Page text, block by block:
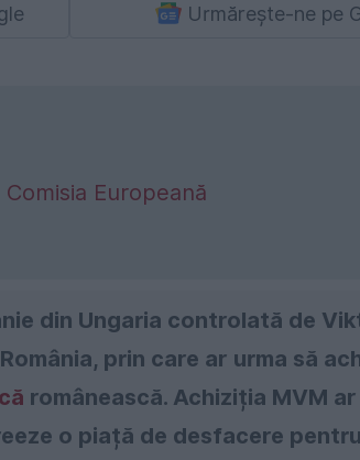
Urmărește-ne pe
Europeană
din Ungaria controlată de
România, prin care ar urma să
românească. Achiziția MVM
o piață de desfacere